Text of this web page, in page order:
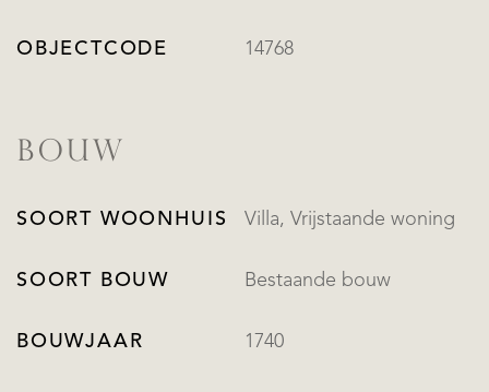
OBJECTCODE 14768
BOUW
SOORT WOONHUIS Villa, Vrijstaande woning
SOORT BOUW Bestaande bouw
BOUWJAAR 1740